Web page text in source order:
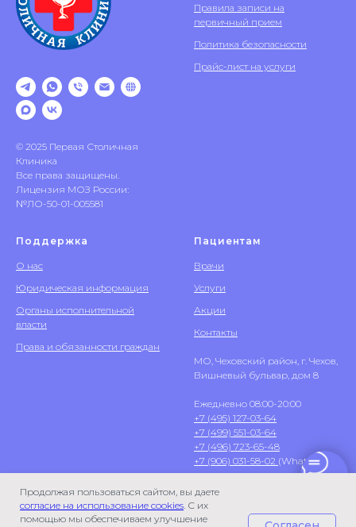
Продолжая пользоваться сайтом, вы даете
согласие на использование cookies. С их
помощью мы обеспечиваем улучшение
© 2025 Первая Столичная
Клиника
Все права защищены.
Лицензия МОЗ России:
№ЛО-50-01-005581
Правила записи на
первичный прием
Политика безопасности
Прайс-лист на услуги
Поддержка
О нас
Юридическая информация
Органы исполнительной
власти
Права и обязанности граждан
Пациентам
Врачи
Услуги
Акции
Контакты
МО, Чеховский район, г. Чехов,
Вишневый бульвар, дом 8
Ежедневно 08:00-20:00
+7 (495) 127-03-64
+7 (499) 551-03-64
+7 (496) 723-65-48
+7 (906) 031-58-02 (WhatsApp)